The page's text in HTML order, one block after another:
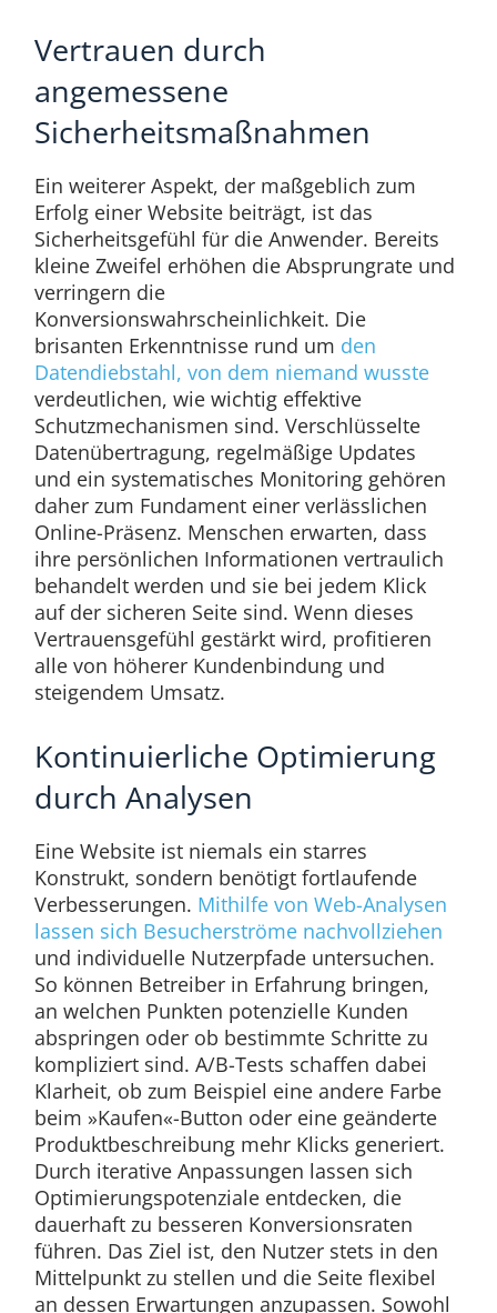
Vertrauen durch
angemessene
Sicherheitsmaßnahmen
Ein weiterer Aspekt, der maßgeblich zum
Erfolg einer Website beiträgt, ist das
Sicherheitsgefühl für die Anwender. Bereits
kleine Zweifel erhöhen die Absprungrate und
verringern die
Konversionswahrscheinlichkeit. Die
brisanten Erkenntnisse rund um den
Datendiebstahl, von dem niemand wusste
verdeutlichen, wie wichtig effektive
Schutzmechanismen sind. Verschlüsselte
Datenübertragung, regelmäßige Updates
und ein systematisches Monitoring gehören
daher zum Fundament einer verlässlichen
Online-Präsenz. Menschen erwarten, dass
ihre persönlichen Informationen vertraulich
behandelt werden und sie bei jedem Klick
auf der sicheren Seite sind. Wenn dieses
Vertrauensgefühl gestärkt wird, profitieren
alle von höherer Kundenbindung und
steigendem Umsatz.
Kontinuierliche Optimierung
durch Analysen
Eine Website ist niemals ein starres
Konstrukt, sondern benötigt fortlaufende
Verbesserungen. Mithilfe von Web-Analysen
lassen sich Besucherströme nachvollziehen
und individuelle Nutzerpfade untersuchen.
So können Betreiber in Erfahrung bringen,
an welchen Punkten potenzielle Kunden
abspringen oder ob bestimmte Schritte zu
kompliziert sind. A/B-Tests schaffen dabei
Klarheit, ob zum Beispiel eine andere Farbe
beim »Kaufen«-Button oder eine geänderte
Produktbeschreibung mehr Klicks generiert.
Durch iterative Anpassungen lassen sich
Optimierungspotenziale entdecken, die
dauerhaft zu besseren Konversionsraten
führen. Das Ziel ist, den Nutzer stets in den
Mittelpunkt zu stellen und die Seite flexibel
an dessen Erwartungen anzupassen. Sowohl